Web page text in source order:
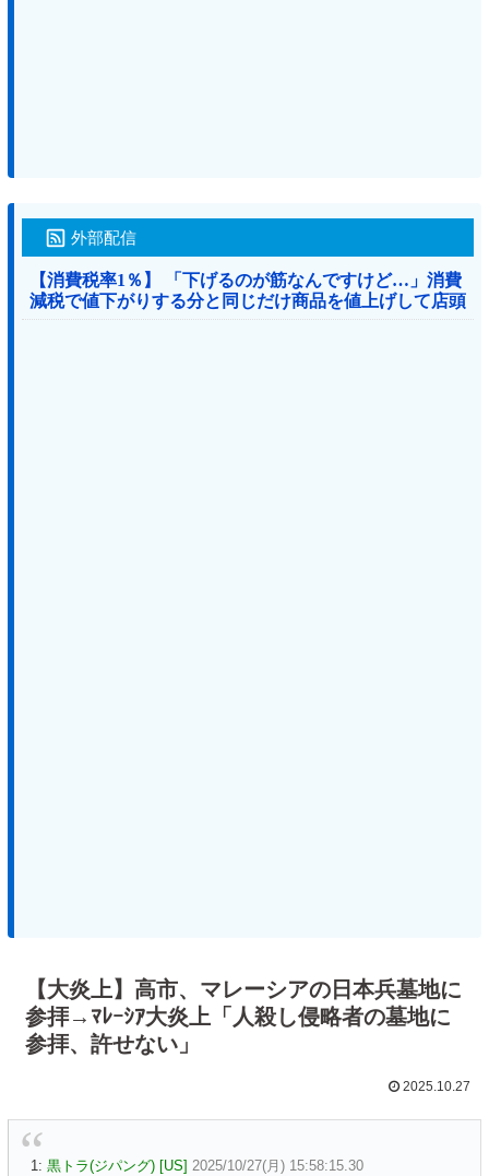
外部配信
【消費税率1％】 「下げるのが筋なんですけど…」消費
減税で値下がりする分と同じだけ商品を値上げして店頭
価格を変えない店も
【大炎上】高市、マレーシアの日本兵墓地に
参拝→ﾏﾚｰｼｱ大炎上「人殺し侵略者の墓地に
参拝、許せない」
2025.10.27
1: 黒トラ(ジパング) [US] 2025/10/27(月) 15:58:15.30